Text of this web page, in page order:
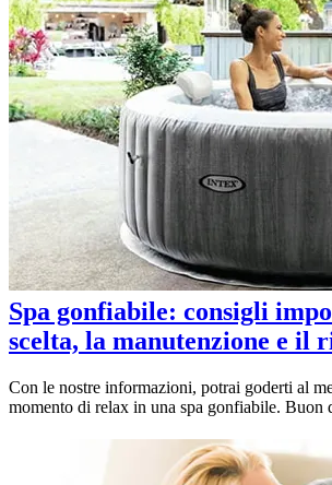
Spa gonfiabile: consigli
scelta, la manutenzione e il
Con le nostre informazioni, potrai goderti al
momento di relax in una spa gonfiabile. Buon